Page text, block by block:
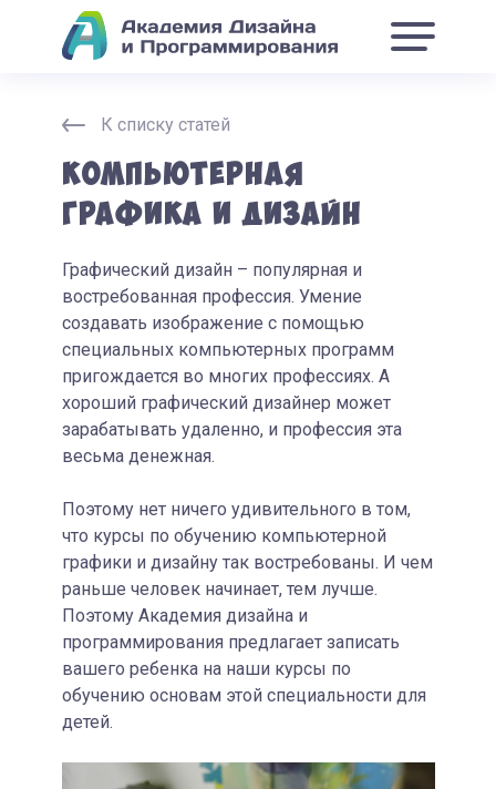
К списку статей
Компьютерная
графика и дизайн
Графический дизайн – популярная и
востребованная профессия. Умение
создавать изображение с помощью
специальных компьютерных программ
пригождается во многих профессиях. А
хороший графический дизайнер может
зарабатывать удаленно, и профессия эта
весьма денежная.
Поэтому нет ничего удивительного в том,
что курсы по обучению компьютерной
графики и дизайну так востребованы. И чем
раньше человек начинает, тем лучше.
Поэтому Академия дизайна и
программирования предлагает записать
вашего ребенка на наши курсы по
обучению основам этой специальности для
детей.